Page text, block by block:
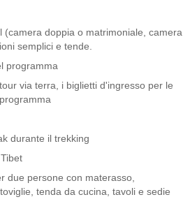
(camera doppia o matrimoniale, camera
semplici e tende.
programma
via terra, i biglietti d'ingresso per le
durante il trekking
due persone con materasso,
tenda da cucina, tavoli e sedie